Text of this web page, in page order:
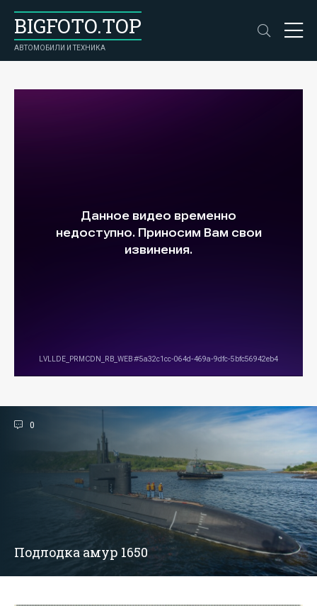
BIGFOTO.TOP
АВТОМОБИЛИ И ТЕХНИКА
0
Подлодка амур 1650